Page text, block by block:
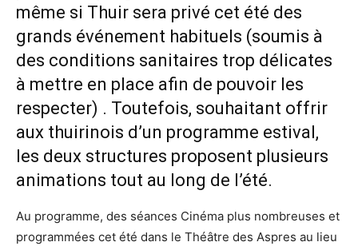
même si Thuir sera privé cet été des
grands événement habituels (soumis à
des conditions sanitaires trop délicates
à mettre en place afin de pouvoir les
respecter) . Toutefois, souhaitant offrir
aux thuirinois d’un programme estival,
les deux structures proposent plusieurs
animations tout au long de l’été.
Au programme, des séances Cinéma plus nombreuses et
programmées cet été dans le Théâtre des Aspres au lieu